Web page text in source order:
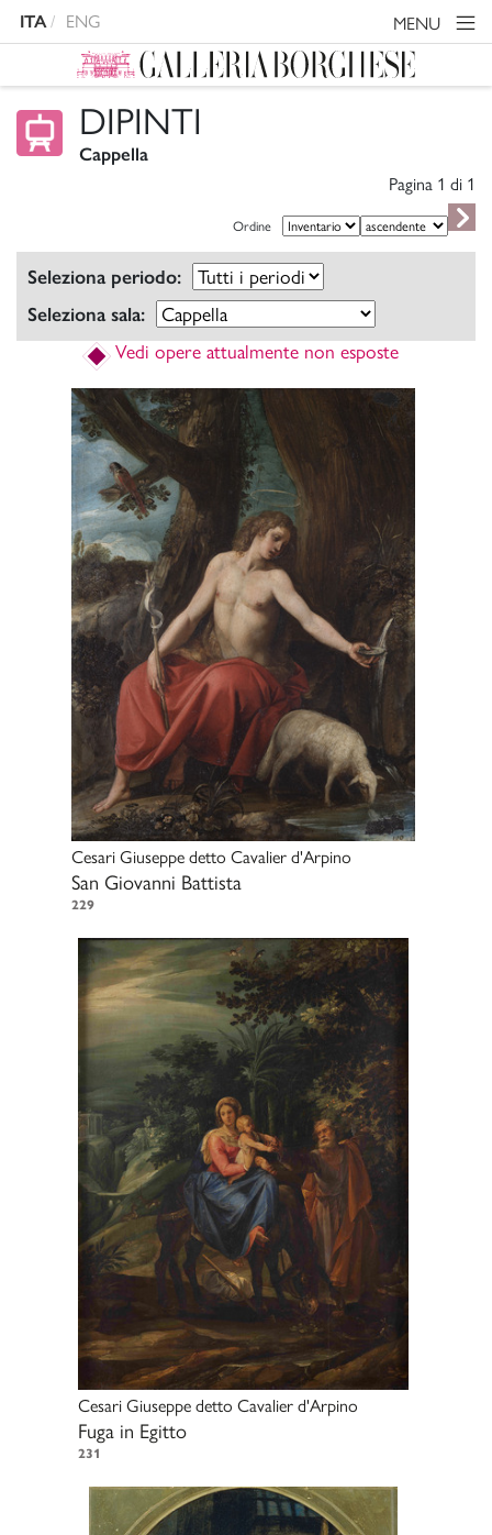
ITA ENG MENU
DIPINTI
Cappella
Pagina 1 di 1
Ordine
Seleziona periodo:
Seleziona sala:
Vedi opere attualmente non esposte
Cesari Giuseppe detto Cavalier d'Arpino
San Giovanni Battista
229
Cesari Giuseppe detto Cavalier d'Arpino
Fuga in Egitto
231